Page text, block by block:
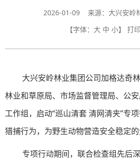
2026-01-09 来源：大兴安岭
【字体： 大 中 小】 打
大兴安岭林业集团公司加格达奇
林业和草原局、市场监督管理局、公
工作组，启动“巡山清套 清网清夹”专
猎捕行为，为野生动物营造安全稳定的
专项行动期间，联合检查组先后